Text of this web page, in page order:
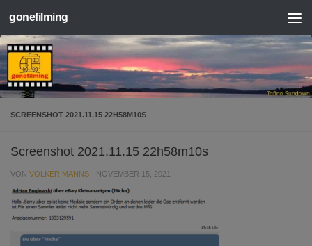
Zum Inhalt springen
gonefilming
SCREENSHOT 2021.11.15 22H58M10S
Screenshot 2021.11.15 22h58m10s
VON VOLKER MANNS · NOVEMBER 15, 2021